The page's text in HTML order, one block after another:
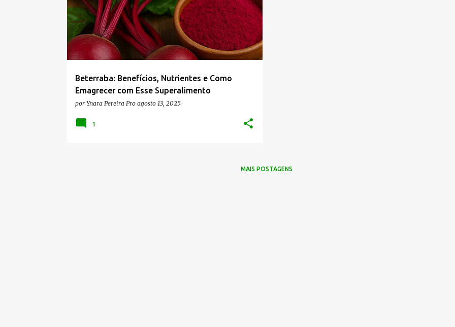
s
t
g
e
Beterraba: Benefícios, Nutrientes e Como
Emagrecer com Esse Superalimento
por Ynara Pereira Pro agosto 13, 2025
1
MAIS POSTAGENS